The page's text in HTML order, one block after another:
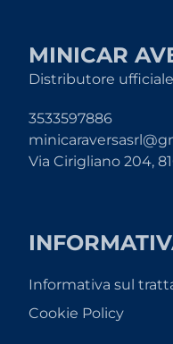
MINICAR
Distributore
3533597886
Via Cirigliano 204,
Informativa sul
Cookie Policy